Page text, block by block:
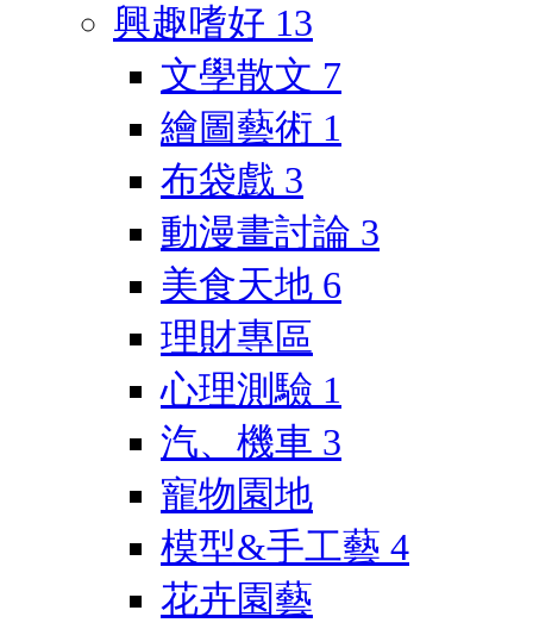
興趣嗜好 13
文學散文 7
繪圖藝術 1
布袋戲 3
動漫畫討論 3
美食天地 6
理財專區
心理測驗 1
汽、機車 3
寵物園地
模型&手工藝 4
花卉園藝